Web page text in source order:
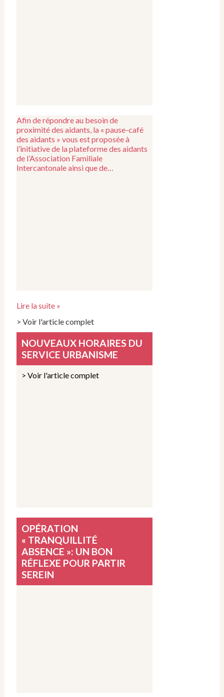
Afin de répondre au besoin de
proximité des aidants, la « pause-café
des aidants » vous est proposée à
l’initiative de la plateforme des aidants
de l’Association Familiale
Intercantonale ainsi que de…
Lire la suite »
> Voir l'article complet
NOUVEAUX HORAIRES DU
SERVICE URBANISME
> Voir l'article complet
OPÉRATION
« TRANQUILLITÉ
ABSENCE »: UN BON
RÉFLEXE POUR PARTIR
SEREIN